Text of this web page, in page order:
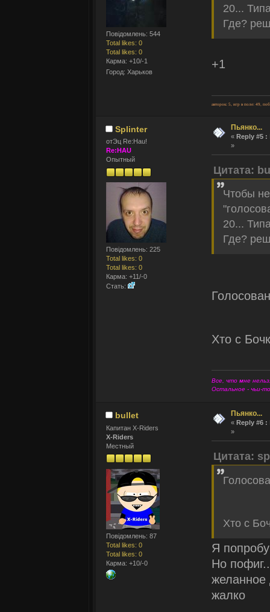
Повідомлень: 544
Total likes: 0
Total likes: 0
Карма: +10/-1
Город: Харьков
20...
Где?
+1
авторок: 5, игр в поле: 49,
Splinter
отЭц Re:Hau!
Re:HAU
Опытный
Повідомлень: 225
Total likes: 0
Total likes: 0
Карма: +11/-0
Стать:
Пьянко...
« Reply #5 :
»
Цитата:
Чтобы
20...
Где?
Хто с
Все, что мне
Остальное - чьи-
bullet
Капитан X-Riders
X-Riders
Местный
Повідомлень: 87
Total likes: 0
Total likes: 0
Карма: +10/-0
Пьянко...
« Reply #6 :
»
Цитата:
Хто с
Я
Но
желанное
жалко